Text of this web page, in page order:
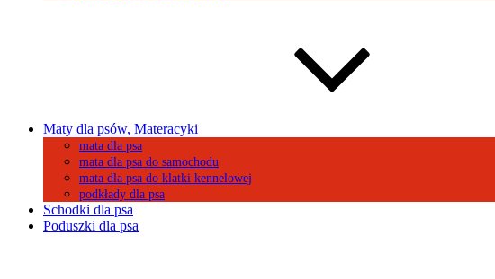
Maty dla psów, Materacyki
mata dla psa
mata dla psa do samochodu
mata dla psa do klatki kennelowej
podkłady dla psa
Schodki dla psa
Poduszki dla psa